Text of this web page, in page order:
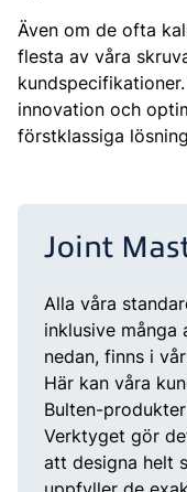
Även om de ofta
flesta av våra
innovation och
förstklassiga
Joint
Alla våra
inklusive många
nedan, finns i
Här kan våra
Bulten-
Verktyget gör
att designa helt